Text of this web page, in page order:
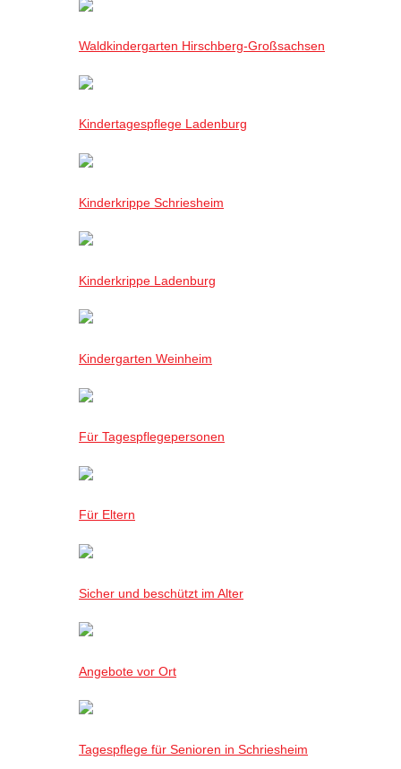
Waldkindergarten Hirschberg-Großsachsen
Kindertagespflege Ladenburg
Kinderkrippe Schriesheim
Kinderkrippe Ladenburg
Kindergarten Weinheim
Für Tagespflegepersonen
Für Eltern
Sicher und beschützt im Alter
Angebote vor Ort
Tagespflege für Senioren in Schriesheim